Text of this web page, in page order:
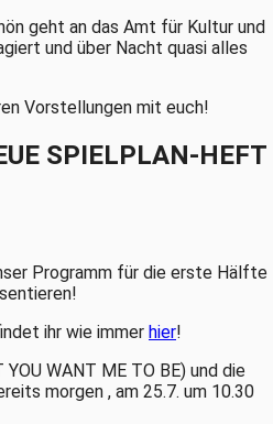
geht an das Amt für Kultur und
und über Nacht quasi alles
Vorstellungen mit euch!
SPIELPLAN-HEFT
Programm für die erste Hälfte
ihr wie immer hier!
WANT ME TO BE) und die
morgen , am 25.7. um 10.30